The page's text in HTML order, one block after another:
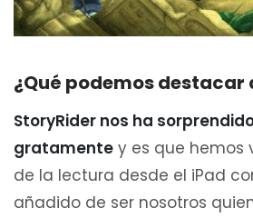
¿Qué podemos destacar
StoryRider nos ha
gratamente y es que hemos
de la lectura desde el iPad
añadido de ser nosotros